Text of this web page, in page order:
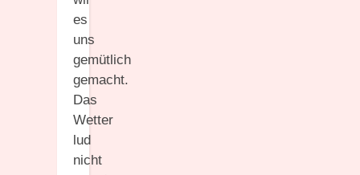
es
uns
gemütlich
gemacht.
Das
Wetter
lud
nicht